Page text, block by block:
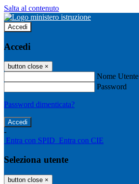
Salta al contenuto
Accedi
Accedi
button close ×
Nome Utente
Password
Password dimenticata?
-
Entra con SPID Entra con CIE
Seleziona utente
button close ×